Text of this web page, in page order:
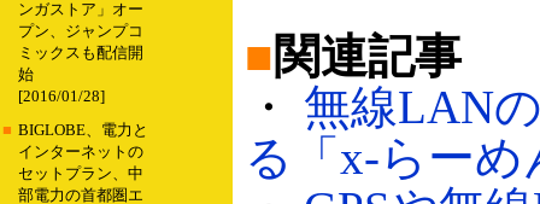
ンガストア」オー
プン、ジャンプコ
ミックスも配信開
始
[2016/01/28]
■ BIGLOBE、電力と
インターネットの
セットプラン、中
部電力の首都圏エ
■関連記事
・ 無線LAN
る「x-らーめ